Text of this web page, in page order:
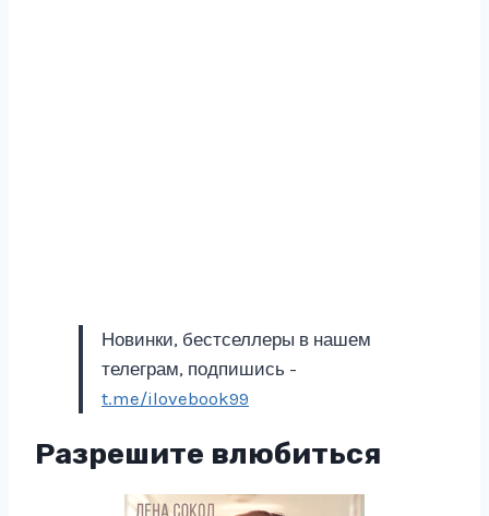
Новинки, бестселлеры в нашем
телеграм, подпишись -
t.me/ilovebook99
Разрешите влюбиться